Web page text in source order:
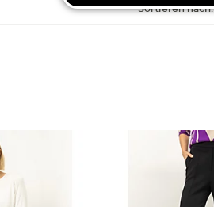
Sortieren nach: